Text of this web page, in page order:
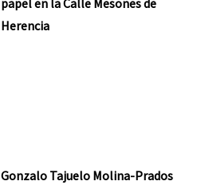
papel en la Calle Mesones de
Herencia
Gonzalo Tajuelo Molina-Prados